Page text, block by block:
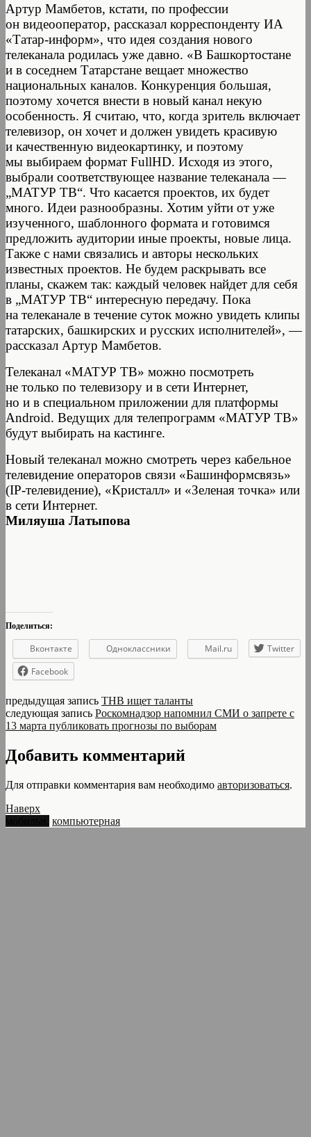
Артур Мамбетов, кстати, по профессии
он видеооператор, рассказал корреспонденту ИА
«Татар-информ», что идея создания нового
телеканала родилась уже давно. «В Башкортостане
и в соседнем Татарстане вещает множество
национальных каналов. Конкуренция большая,
поэтому хочется внести в новый канал некую
особенность. Я считаю, что, когда зритель включает
телевизор, он хочет и должен увидеть красивую
и качественную видеокартинку, и поэтому
мы выбираем формат FullHD. Исходя из этого,
выбрали соответствующее название телеканала —
„МАТУР ТВ“. Что касается проектов, их будет
много. Идеи разнообразны. Хотим уйти от уже
изученного, шаблонного формата и готовимся
предложить аудитории иные проекты, новые лица.
Также с нами связались и авторы нескольких
известных проектов. Не будем раскрывать все
планы, скажем так: каждый человек найдет для себя
в „МАТУР ТВ“ интересную передачу. Пока
на телеканале в течение суток можно увидеть клипы
татарских, башкирских и русских исполнителей», —
рассказал Артур Мамбетов.
Телеканал «МАТУР ТВ» можно посмотреть
не только по телевизору и в сети Интернет,
но и в специальном приложении для платформы
Android. Ведущих для телепрограмм «МАТУР ТВ»
будут выбирать на кастинге.
Новый телеканал можно смотреть через кабельное
телевидение операторов связи «Башинформсвязь»
(IP-телевидение), «Кристалл» и «Зеленая точка» или
в сети Интернет.
Миляуша Латыпова
Поделиться:
Вконтакте Одноклассники Mail.ru
Twitter
Facebook
предыдущая запись ТНВ ищет таланты
следующая запись Роскомнадзор напомнил СМИ о запрете с
13 марта публиковать прогнозы по выборам
Добавить комментарий
Для отправки комментария вам необходимо авторизоваться.
Наверх
компьютерная